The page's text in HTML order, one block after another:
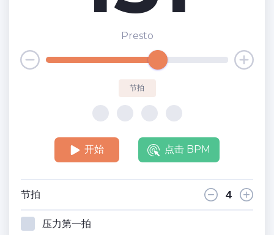
Presto
节拍
开始 点击 BPM
节拍
压力第一拍